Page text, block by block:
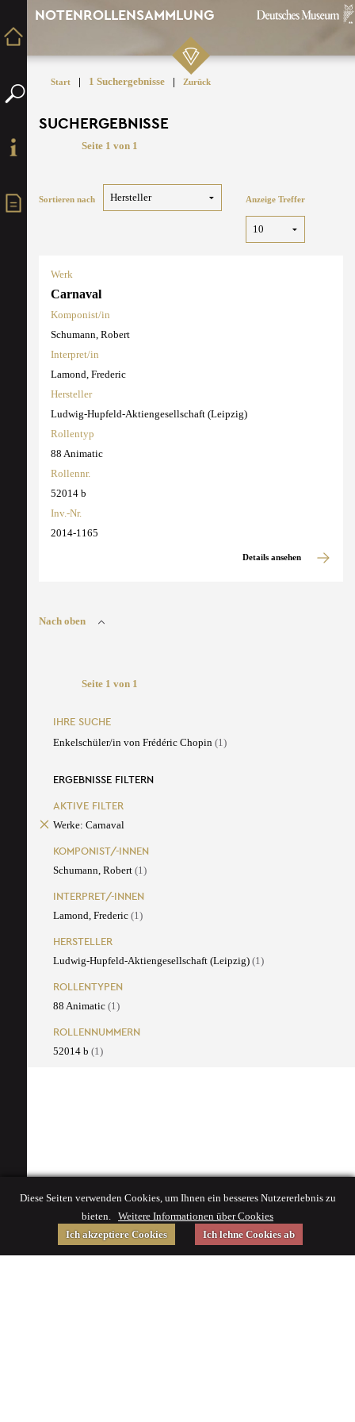
NOTENROLLENSAMMLUNG
Start | 1 Suchergebnisse | Zurück
SUCHERGEBNISSE
Seite 1 von 1
Sortieren nach Anzeige Treffer
Werk
Carnaval
Komponist/in
Schumann, Robert
Interpret/in
Lamond, Frederic
Hersteller
Ludwig-Hupfeld-Aktiengesellschaft (Leipzig)
Rollentyp
88 Animatic
Rollennr.
52014 b
Inv.-Nr.
2014-1165
Details ansehen
Nach oben
Seite 1 von 1
IHRE SUCHE
Enkelschüler/in von Frédéric Chopin (1)
ERGEBNISSE FILTERN
AKTIVE FILTER
Werke: Carnaval
KOMPONIST/-INNEN
Schumann, Robert (1)
INTERPRET/-INNEN
Lamond, Frederic (1)
HERSTELLER
Ludwig-Hupfeld-Aktiengesellschaft (Leipzig) (1)
ROLLENTYPEN
88 Animatic (1)
ROLLENNUMMERN
52014 b (1)
Diese Seiten verwenden Cookies, um Ihnen ein besseres Nutzererlebnis zu
bieten. Weitere Informationen über Cookies
Ich akzeptiere Cookies
Ich lehne Cookies ab